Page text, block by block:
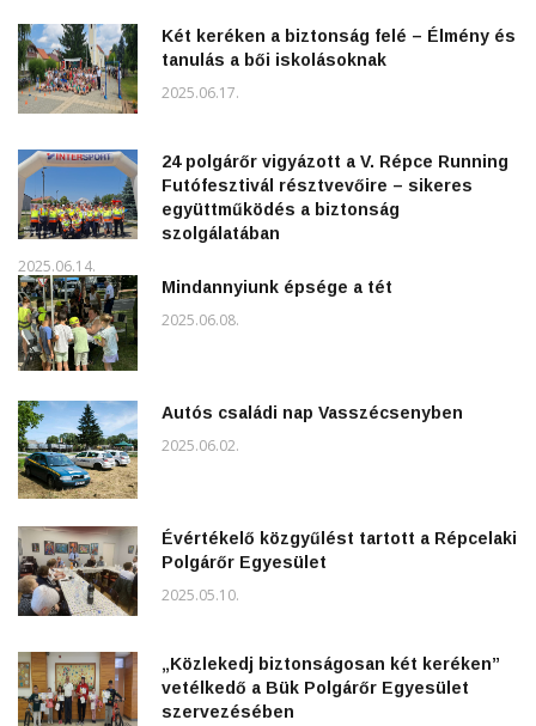
Két keréken a biztonság felé – Élmény és
tanulás a bői iskolásoknak
2025.06.17.
24 polgárőr vigyázott a V. Répce Running
Futófesztivál résztvevőire – sikeres
együttműködés a biztonság
szolgálatában
2025.06.14.
Mindannyiunk épsége a tét
2025.06.08.
Autós családi nap Vasszécsenyben
2025.06.02.
Évértékelő közgyűlést tartott a Répcelaki
Polgárőr Egyesület
2025.05.10.
„Közlekedj biztonságosan két keréken”
vetélkedő a Bük Polgárőr Egyesület
szervezésében